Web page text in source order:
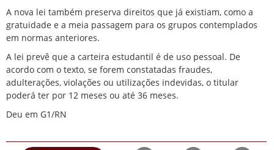
A nova lei também preserva direitos que já existiam, como a
gratuidade e a meia passagem para os grupos contemplados
em normas anteriores.
A lei prevê que a carteira estudantil é de uso pessoal. De
acordo com o texto, se forem constatadas fraudes,
adulterações, violações ou utilizações indevidas, o titular
poderá ter por 12 meses ou até 36 meses.
Deu em G1/RN